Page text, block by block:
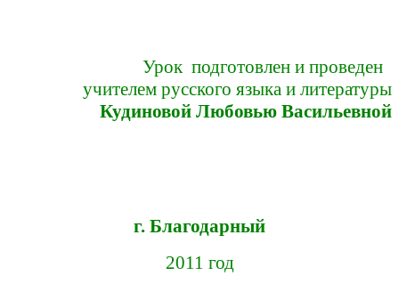
Урок подготовлен и проведен
учителем русского языка и литературы
Кудиновой Любовью Васильевной
г. Благодарный
2011 год